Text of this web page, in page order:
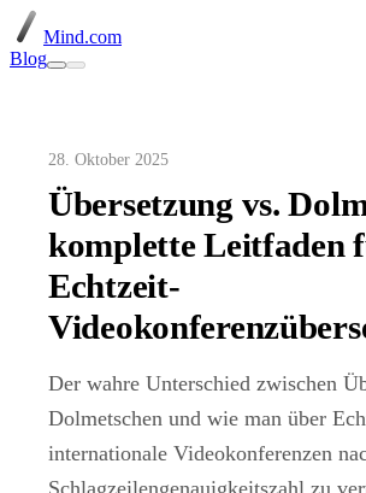
Mind.com
Blog
28. Oktober 2025
Übersetzung vs.
komplette Leitfaden
Echtzeit-
Der wahre Unterschied zwischen
Dolmetschen und wie man über
internationale Videokonferenzen
Schlagzeilengenauigkeitszahl zu